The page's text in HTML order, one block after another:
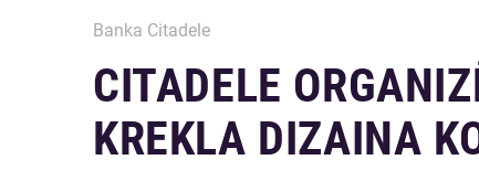
Banka Citadele
CITADELE
KREKLA DIZAINA